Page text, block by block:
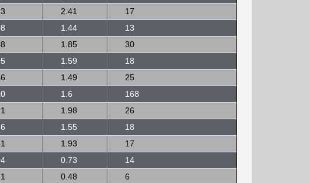
2.41
17
1.44
13
1.85
30
1.59
18
1.49
25
1.6
168
1.98
26
1.55
18
1.93
17
0.73
14
0.48
6